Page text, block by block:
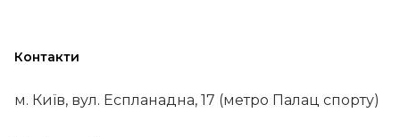
Контакти
м. Київ, вул. Еспланадна, 17 (метро Палац спорту)